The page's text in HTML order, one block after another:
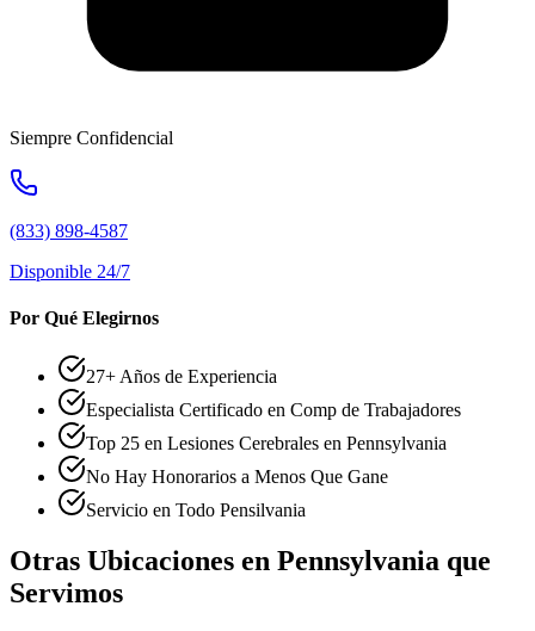
Siempre Confidencial
(833) 898-4587
Disponible 24/7
Por Qué Elegirnos
27+ Años de Experiencia
Especialista Certificado en Comp de Trabajadores
Top 25 en Lesiones Cerebrales en Pennsylvania
No Hay Honorarios a Menos Que Gane
Servicio en Todo Pensilvania
Otras Ubicaciones en Pennsylvania que
Servimos